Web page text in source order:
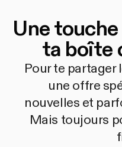
Une
ta boîte
Pour te partager
une offre
nouvelles et
Mais toujours